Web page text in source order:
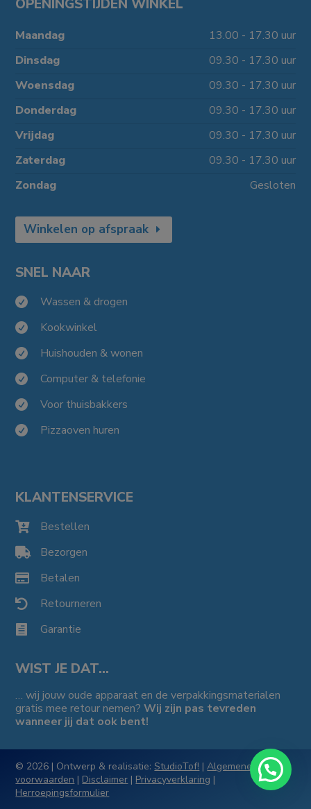
OPENINGSTIJDEN WINKEL
Maandag
13.00 - 17.30 uur
Dinsdag
09.30 - 17.30 uur
Woensdag
09.30 - 17.30 uur
Donderdag
09.30 - 17.30 uur
Vrijdag
09.30 - 17.30 uur
Zaterdag
09.30 - 17.30 uur
Zondag
Gesloten
Winkelen op afspraak
SNEL NAAR
 Wassen & drogen
 Kookwinkel
 Huishouden & wonen
 Computer & telefonie
 Voor thuisbakkers
 Pizzaoven huren
KLANTENSERVICE
 Bestellen
 Bezorgen
 Betalen
 Retourneren
 Garantie
WIST JE DAT…
… wij jouw oude apparaat en de verpakkingsmaterialen
gratis mee retour nemen?Wij zijn pas tevreden
wanneer jij dat ook bent!
© 2026 | Ontwerp & realisatie:StudioTof! |Algemene
voorwaarden | Disclaimer | Privacyverklaring |
Herroepingsformulier